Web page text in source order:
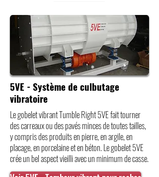
5VE - Système de culbutage
vibratoire
Le gobelet vibrant Tumble Right 5VE fait tourner
des carreaux ou des pavés minces de toutes tailles,
y compris des produits en pierre, en argile, en
placage, en porcelaine et en béton. Le gobelet 5VE
crée un bel aspect vieilli avec un minimum de casse.